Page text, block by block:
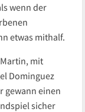
wenn der
etwas mithalf.
mit
Dominguez
gewann einen
sicher